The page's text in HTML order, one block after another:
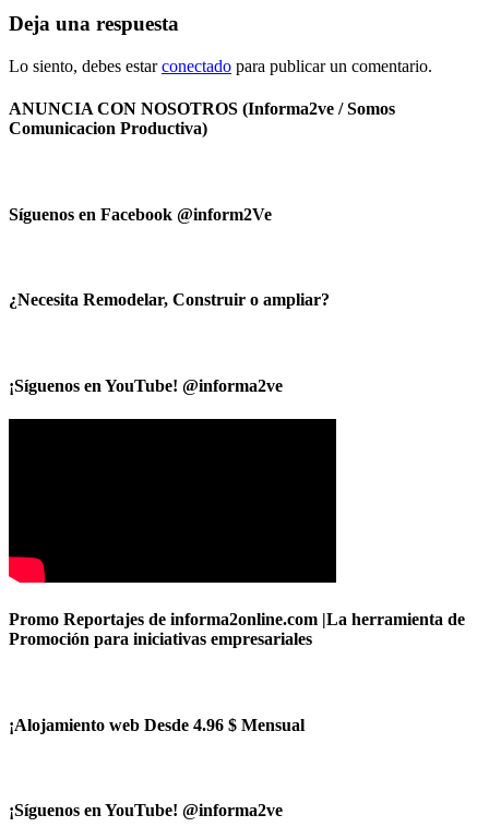
Deja una respuesta
Lo siento, debes estarconectado para publicar un comentario.
ANUNCIA CON NOSOTROS (Informa2ve / Somos
Comunicacion Productiva)
Síguenos en Facebook @inform2Ve
¿Necesita Remodelar, Construir o ampliar?
¡Síguenos en YouTube! @informa2ve
Promo Reportajes de informa2online.com |La herramienta de
Promoción para iniciativas empresariales
¡Alojamiento web Desde 4.96 $ Mensual
¡Síguenos en YouTube! @informa2ve